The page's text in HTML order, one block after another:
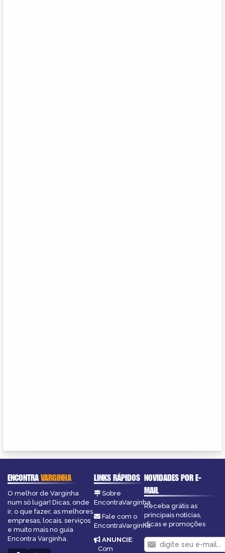
ENCONTRAVARGINHA
O melhor de Varginha
num só lugar! Dicas, onde
ir, o que fazer, as melhores
empresas, locais, serviços
e muito mais no guia
Encontra Varginha.
LINKS RÁPIDOS
Sobre
EncontraVarginha
Fale com o
EncontraVarginha
ANUNCIE:
Com
NOVIDADES POR E-
MAIL
Receba grátis as
principais notícias,
dicas e promoções